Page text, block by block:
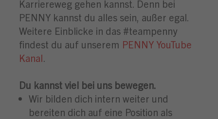
Karriereweg gehen kannst. Denn bei
PENNY kannst du alles sein, außer egal.
Weitere Einblicke in das #teampenny
findest du auf unserem PENNY YouTube
Kanal.
Du kannst viel bei uns bewegen.
Wir bilden dich intern weiter und
bereiten dich auf eine Position als